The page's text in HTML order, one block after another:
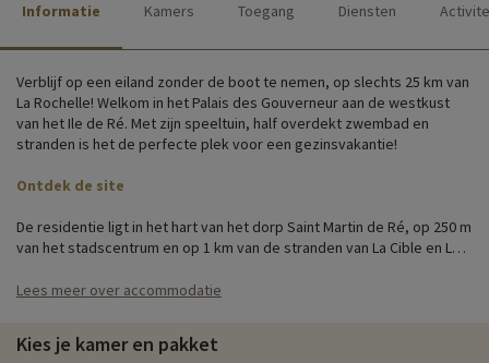
Informatie Kamers Toegang Diensten
Verblijf op een eiland zonder de boot te nemen, op slechts 25 km van
La Rochelle! Welkom in het Palais des Gouverneur aan de westkust
van het Ile de Ré. Met zijn speeltuin, half overdekt zwembad en
stranden is het de perfecte plek voor een gezinsvakantie!
Ontdek de site
De residentie ligt in het hart van het dorp Saint Martin de Ré, op 250 m
van het stadscentrum en op 1 km van de stranden van La Cible en Le
Gouverneurs en beschikt over een groot privépark, geheel in
gebouwen van 2 verdiepingen.
Lees meer over accommodatie
Kies je kamer en pakket